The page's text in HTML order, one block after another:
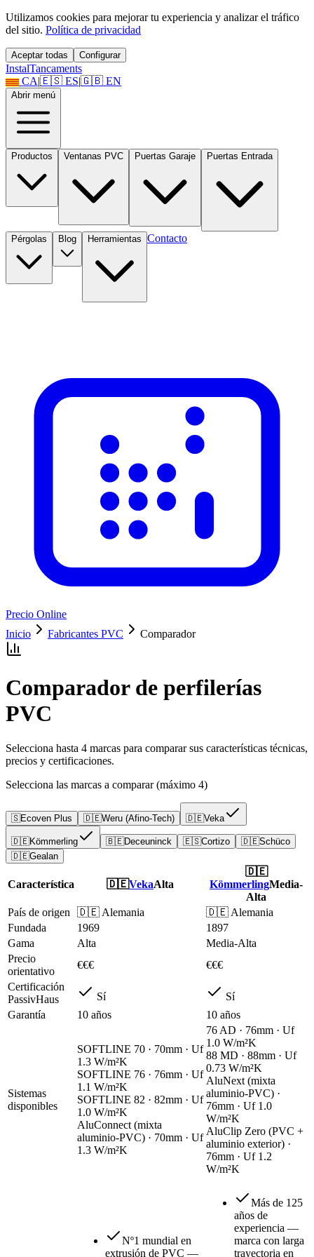
Utilizamos cookies para mejorar tu experiencia y analizar el tráfico
del sitio. Política de privacidad
Aceptar todas Configurar
InstalTancaments
CA|🇪🇸 ES|🇬🇧 EN
Abrir menú
Productos Ventanas PVC Puertas Garaje Puertas Entrada
Pérgolas Blog Herramientas Contacto
Precio Online
Inicio
Fabricantes PVC Comparador
Comparador de perfilerías
PVC
Selecciona hasta 4 marcas para comparar sus características técnicas,
precios y certificaciones.
Selecciona las marcas a comparar (máximo 4)
🇸Ecoven Plus 🇩🇪Weru (Afino-Tech) 🇩🇪Veka
🇩🇪Kömmerling 🇧🇪Deceuninck 🇪🇸Cortizo 🇩🇪Schüco
🇩🇪Gealan
Característica 🇩🇪VekaAlta
🇩🇪
KömmerlingMedia-
Alta
País de origen
🇩🇪 Alemania
🇩🇪 Alemania
Fundada
1969
1897
Gama
Alta
Media-Alta
Precio
orientativo
€€€
€€€
Certificación
PassivHaus
Sí
Sí
Garantía
10 años 10 años
Sistemas
disponibles
SOFTLINE 70 · 70mm · Uf
1.3 W/m²K
SOFTLINE 76 · 76mm · Uf
1.1 W/m²K
SOFTLINE 82 · 82mm · Uf
1.0 W/m²K
AluConnect (mixta
aluminio-PVC) · 70mm · Uf
1.3 W/m²K
76 AD · 76mm · Uf
1.0 W/m²K
88 MD · 88mm · Uf
0.73 W/m²K
AluNext (mixta
aluminio-PVC) ·
76mm · Uf 1.0
W/m²K
AluClip Zero (PVC +
aluminio exterior) ·
76mm · Uf 1.2
W/m²K
Nº1 mundial en
extrusión de PVC —
Más de 125
años de
experiencia —
marca con larga
trayectoria en